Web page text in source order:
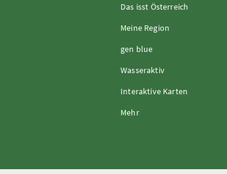
Das isst Österreich
Meine Region
gen blue
Wasseraktiv
Interaktive Karten
Mehr